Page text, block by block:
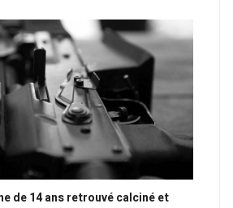
de 14 ans retrouvé calciné et